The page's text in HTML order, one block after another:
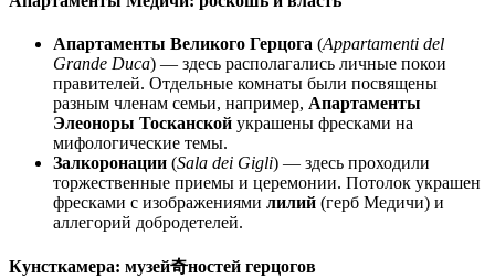
Апартаменты Великого Герцога (Appartamenti del
Grande Duca) — здесь располагались личные покои
правителей. Отдельные комнаты были посвящены
разным членам семьи, например, Апартаменты
Элеоноры Тосканской украшены фресками на
мифологические темы.
Залкоронации (Sala dei Gigli) — здесь проходили
торжественные приемы и церемонии. Потолок украшен
фресками с изображениями лилий (герб Медичи) и
аллегорий добродетелей.
Кунсткамера: музей奇ностей герцогов